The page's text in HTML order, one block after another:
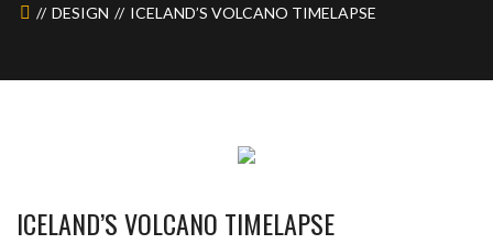
DESIGN ICELAND’S VOLCANO TIMELAPSE
ICELAND’S VOLCANO TIMELAPSE